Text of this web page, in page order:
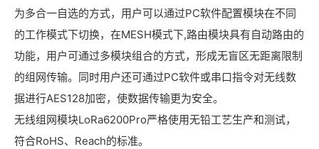
为多合一自选的方式，用户可以通过PC软件配置模块在不同
的工作模式下切换，在MESH模式下,路由模块具有自动路由的
功能，用户可通过多模块组合的方式，形成无盲区无距离限制
的组网传输。同时用户还可通过PC软件或串口指令对无线数
据进行AES128加密，使数据传输更为安全。
无线组网模块LoRa6200Pro严格使用无铅工艺生产和测试，
符合RoHS、Reach的标准。